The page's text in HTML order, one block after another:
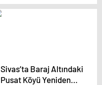
Sivas’ta Baraj Altındaki
Pusat Köyü Yeniden